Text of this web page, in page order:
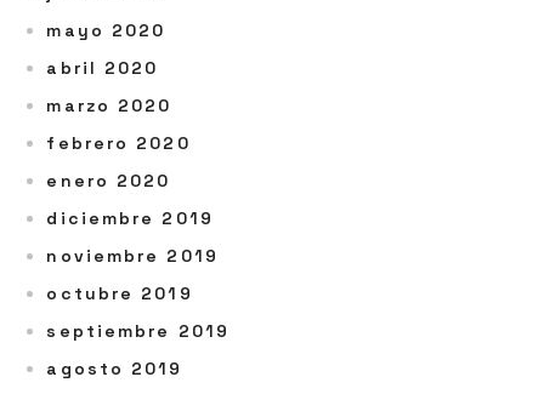
mayo 2020
abril 2020
marzo 2020
febrero 2020
enero 2020
diciembre 2019
noviembre 2019
octubre 2019
septiembre 2019
agosto 2019